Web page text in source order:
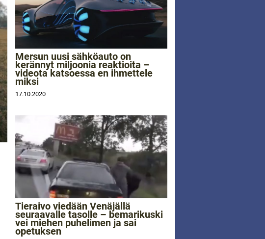
Mersun uusi sähköauto on
kerännyt miljoonia reaktioita –
videota katsoessa en ihmettele
miksi
17.10.2020
Tieraivo viedään Venäjällä
seuraavalle tasolle – bemarikuski
vei miehen puhelimen ja sai
opetuksen